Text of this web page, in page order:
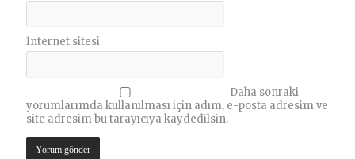
İnternet sitesi
Daha sonraki
yorumlarımda kullanılması için adım, e-posta adresim ve
site adresim bu tarayıcıya kaydedilsin.